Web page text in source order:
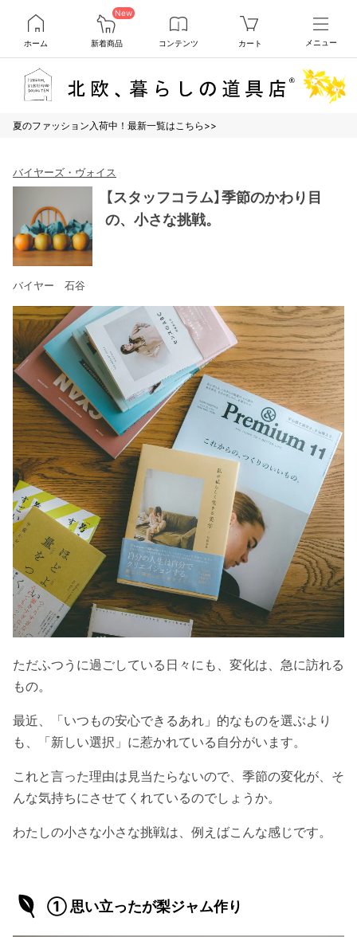
ホーム
New
新着商品 コンテンツ カート メニュー
夏のファッション入荷中！最新一覧はこちら>>
バイヤーズ・ヴォイス
【スタッフコラム】季節のかわり目
の、小さな挑戦。
バイヤー 石谷
ただふつうに過ごしている日々にも、変化は、急に訪れる
もの。
最近、「いつもの安心できるあれ」的なものを選ぶより
も、「新しい選択」に惹かれている自分がいます。
これと言った理由は見当たらないので、季節の変化が、そ
んな気持ちにさせてくれているのでしょうか。
わたしの小さな小さな挑戦は、例えばこんな感じです。
① 思い立ったが梨ジャム作り